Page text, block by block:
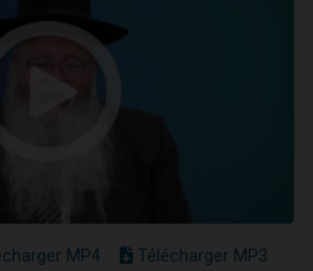
MP4 Télécharger MP3